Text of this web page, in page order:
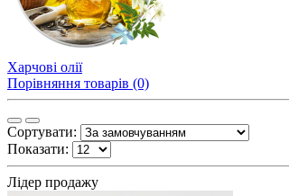
Харчові олії
Порівняння товарів (0)
Сортувати:
Показати:
Лідер продажу